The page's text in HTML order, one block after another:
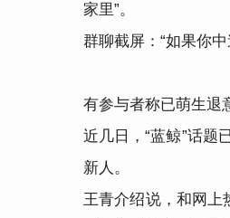
家里”。
群聊截屏：“如果你
有参与者称已萌生退
近几日，“蓝鲸”话题
新人。
王青介绍说，和网上